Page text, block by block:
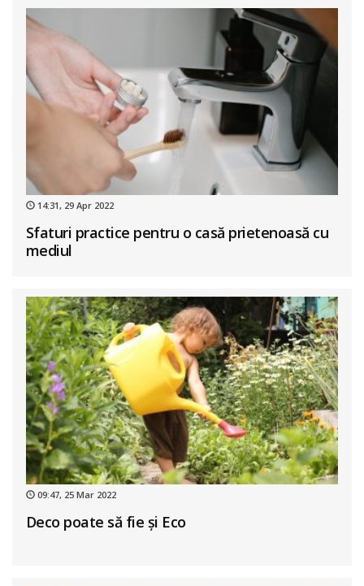
14:31, 29 Apr 2022
Sfaturi practice pentru o casă prietenoasă cu
mediul
09:47, 25 Mar 2022
Deco poate să fie și Eco